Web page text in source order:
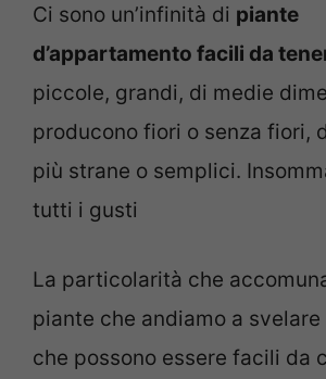
Ci sono un’infinità di piante
d’appartamento facili da
piccole, grandi, di medie
producono fiori o senza fiori,
più strane o semplici.
tutti i gusti
La particolarità che
piante che andiamo a
che possono essere facili da